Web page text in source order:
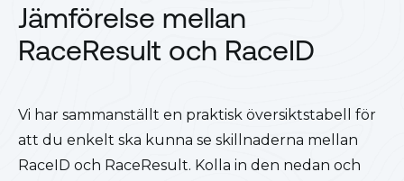
Jämförelse mellan
RaceResult och RaceID
Vi har sammanställt en praktisk översiktstabell för
att du enkelt ska kunna se skillnaderna mellan
RaceID och RaceResult. Kolla in den nedan och